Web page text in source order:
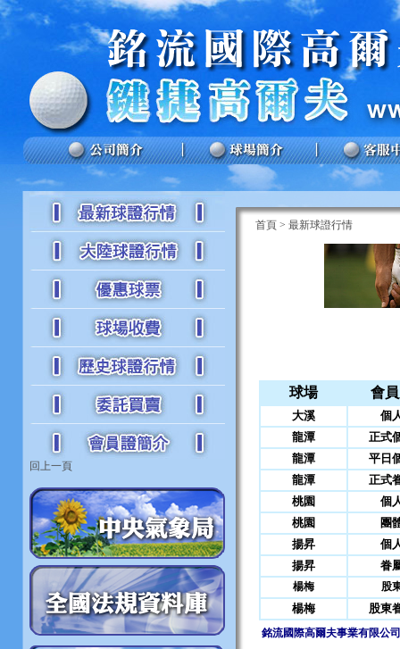
回上一頁
首頁 > 最新球證行情
球場 會
大溪
個
龍潭
正式
龍潭
平日
龍潭
正式
桃園
個
桃園
團
揚昇
個
揚昇
眷
楊梅 股
楊梅 股東
銘流國際高爾夫事業有限公司